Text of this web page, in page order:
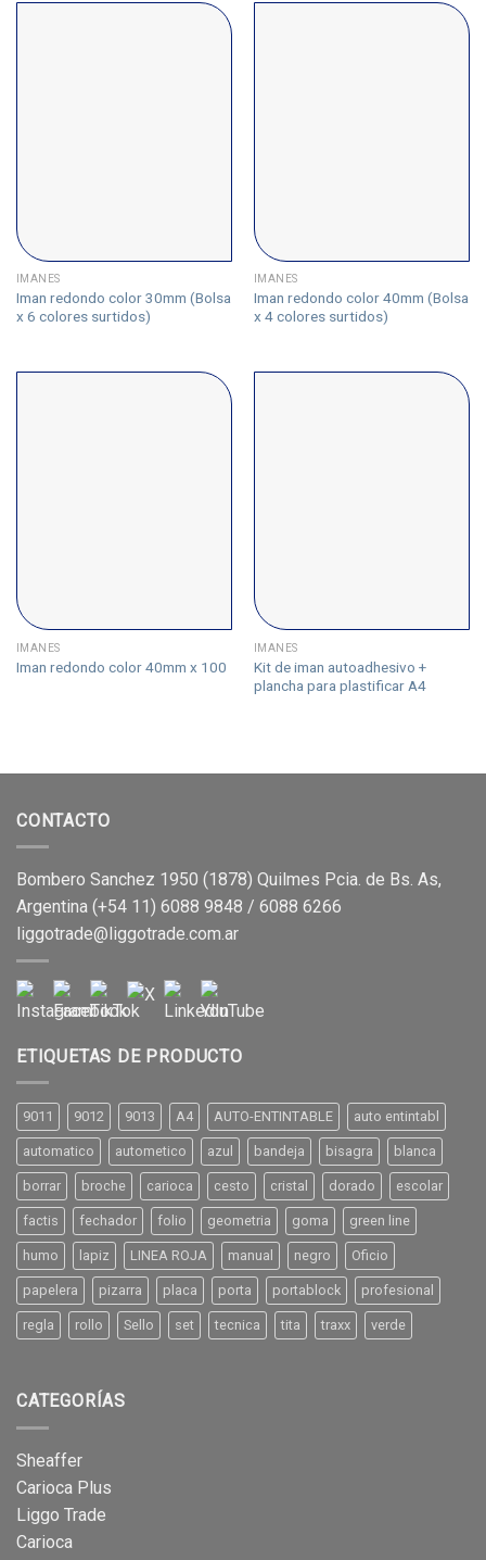
IMANES
Iman redondo color 30mm (Bolsa
x 6 colores surtidos)
IMANES
Iman redondo color 40mm (Bolsa
x 4 colores surtidos)
IMANES
Iman redondo color 40mm x 100
IMANES
Kit de iman autoadhesivo +
plancha para plastificar A4
CONTACTO
Bombero Sanchez 1950 (1878) Quilmes Pcia. de Bs. As,
Argentina (+54 11) 6088 9848 / 6088 6266
liggotrade@liggotrade.com.ar
ETIQUETAS DE PRODUCTO
9011 9012 9013 A4 AUTO-ENTINTABLE auto entintabl
automatico autometico azul bandeja bisagra blanca
borrar broche carioca cesto cristal dorado escolar
factis fechador folio geometria goma green line
humo lapiz LINEA ROJA manual negro Oficio
papelera pizarra placa porta portablock profesional
regla rollo Sello set tecnica tita traxx verde
CATEGORÍAS
Sheaffer
Carioca Plus
Liggo Trade
Carioca